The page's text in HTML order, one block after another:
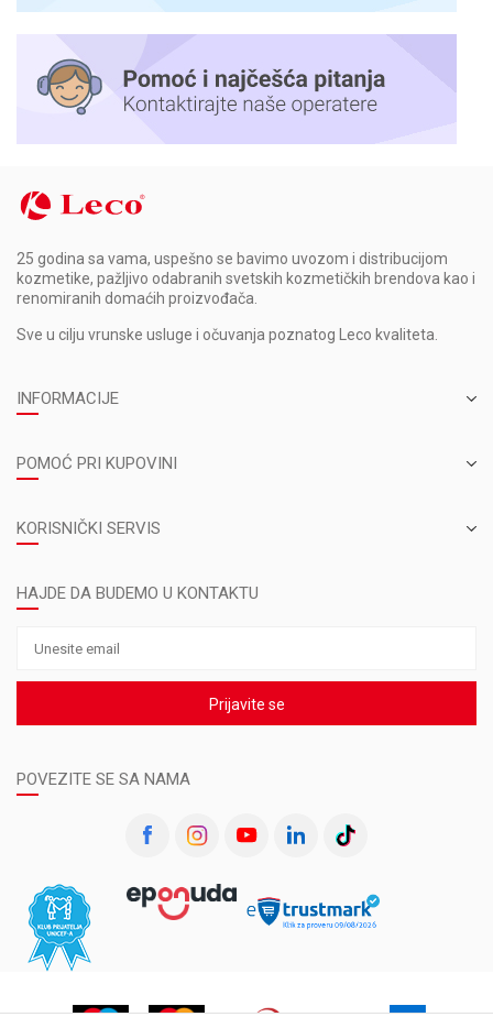
25 godina sa vama, uspešno se bavimo uvozom i distribucijom
kozmetike, pažljivo odabranih svetskih kozmetičkih brendova kao i
renomiranih domaćih proizvođača.
Sve u cilju vrunske usluge i očuvanja poznatog Leco kvaliteta.
INFORMACIJE
POMOĆ PRI KUPOVINI
KORISNIČKI SERVIS
HAJDE DA BUDEMO U KONTAKTU
Prijavite se
POVEZITE SE SA NAMA